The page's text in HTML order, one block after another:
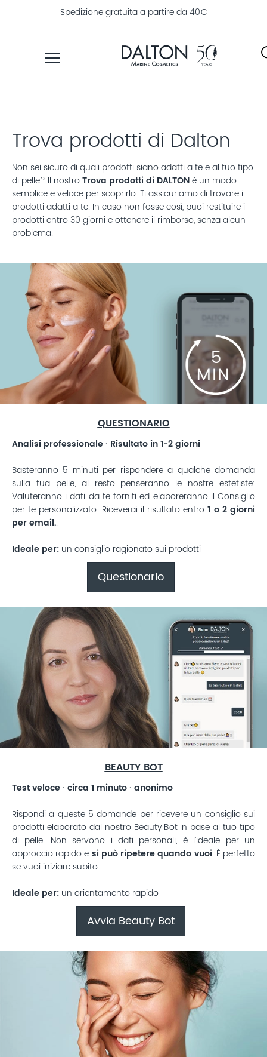
Spedizione gratuita a partire da 40€
TROVA
PRODOTTI
ESPLORA
DALTON
MAGAZINE
Trova prodotti di Dalton
Non sei sicuro di quali prodotti siano adatti a te e al tuo tipo
di pelle? Il nostroTrova prodotti di DALTONè un modo
semplice e veloce per scoprirlo. Ti assicuriamo di trovare i
prodotti adatti a te. In caso non fosse così, puoi restituire i
prodotti entro 30 giorni e ottenere il rimborso, senza alcun
problema.
QUESTIONARIO
Analisi professionale · Risultato in 1-2 giorni
Basteranno 5 minuti per rispondere a qualche domanda
sulla tua pelle, al resto penseranno le nostre estetiste:
Valuteranno i dati da te forniti ed elaboreranno il Consiglio
per te personalizzato. Riceverai il risultato entro1 o 2 giorni
per email..
Ideale per: un consiglio ragionato sui prodotti
Questionario
BEAUTY BOT
Test veloce · circa 1 minuto · anonimo
Rispondi a queste 5 domande per ricevere un consiglio sui
prodotti elaborato dal nostro Beauty Bot in base al tuo tipo
di pelle. Non servono i dati personali, è l’ideale per un
approccio rapido e si può ripetere quando vuoi. È perfetto
se vuoi iniziare subito.
Ideale per: un orientamento rapido
Avvia Beauty Bot